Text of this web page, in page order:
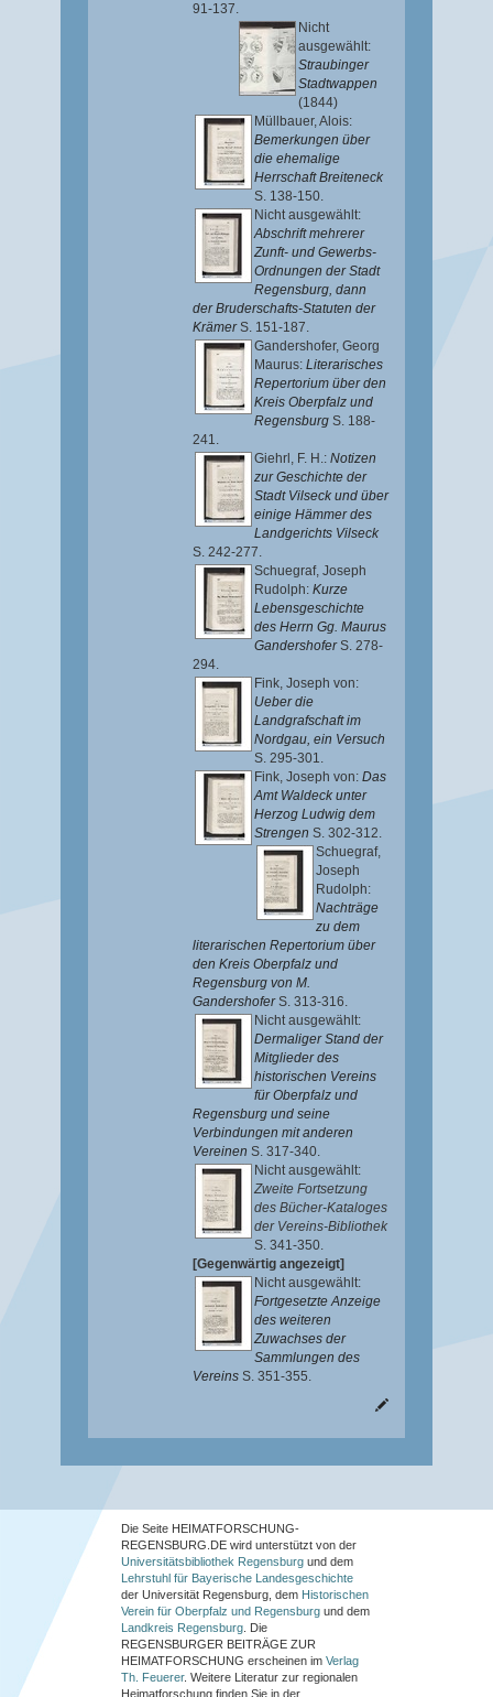
91-137.
Nicht
ausgewählt:
Straubinger
Stadtwappen
(1844)
Müllbauer, Alois:
Bemerkungen über
die ehemalige
Herrschaft Breiteneck
S. 138-150.
Nicht ausgewählt:
Abschrift mehrerer
Zunft- und Gewerbs-
Ordnungen der Stadt
Regensburg, dann
der Bruderschafts-Statuten der
KrämerS. 151-187.
Gandershofer, Georg
Maurus: Literarisches
Repertorium über den
Kreis Oberpfalz und
Regensburg S. 188-
241.
Giehrl, F. H.: Notizen
zur Geschichte der
Stadt Vilseck und über
einige Hämmer des
Landgerichts Vilseck
S. 242-277.
Schuegraf, Joseph
Rudolph: Kurze
Lebensgeschichte
des Herrn Gg. Maurus
GandershoferS. 278-
294.
Fink, Joseph von:
Ueber die
Landgrafschaft im
Nordgau, ein Versuch
S. 295-301.
Fink, Joseph von: Das
Amt Waldeck unter
Herzog Ludwig dem
Strengen S. 302-312.
Schuegraf,
Joseph
Rudolph:
Nachträge
zu dem
literarischen Repertorium über
den Kreis Oberpfalz und
Regensburg von M.
GandershoferS. 313-316.
Nicht ausgewählt:
Dermaliger Stand der
Mitglieder des
historischen Vereins
für Oberpfalz und
Regensburg und seine
Verbindungen mit anderen
Vereinen S. 317-340.
Nicht ausgewählt:
Zweite Fortsetzung
des Bücher-Kataloges
der Vereins-Bibliothek
S. 341-350.
[Gegenwärtig angezeigt]
Nicht ausgewählt:
Fortgesetzte Anzeige
des weiteren
Zuwachses der
Sammlungen des
Vereins S. 351-355.
Die Seite HEIMATFORSCHUNG-
REGENSBURG.DE wird unterstützt von der
Universitätsbibliothek Regensburg und dem
Lehrstuhl für Bayerische Landesgeschichte
der Universität Regensburg, dem Historischen
Verein für Oberpfalz und Regensburg und dem
Landkreis Regensburg . Die
REGENSBURGER BEITRÄGE ZUR
HEIMATFORSCHUNG erscheinen im Verlag
Th. Feuerer. Weitere Literatur zur regionalen
Heimatforschung finden Sie in der